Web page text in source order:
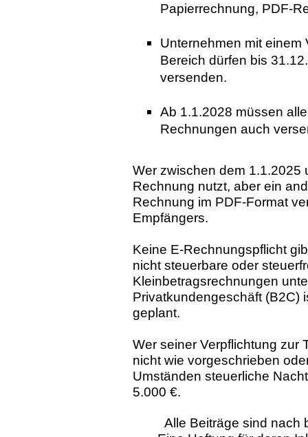
Papierrechnung, PDF-
Unternehmen mit einem
Bereich dürfen bis
versenden.
Ab 1.1.2028 müssen
Rechnungen auch
Wer zwischen dem 1.1.2025
Rechnung nutzt, aber ein
Rechnung im PDF-Format
Empfängers.
Keine E-Rechnungspflicht
nicht steuerbare oder
Kleinbetragsrechnungen
Privatkundengeschäft (B2C)
geplant.
Wer seiner Verpflichtung zur
nicht wie vorgeschrieben
Umständen steuerliche
5.000 €.
Alle Beiträge sind nach